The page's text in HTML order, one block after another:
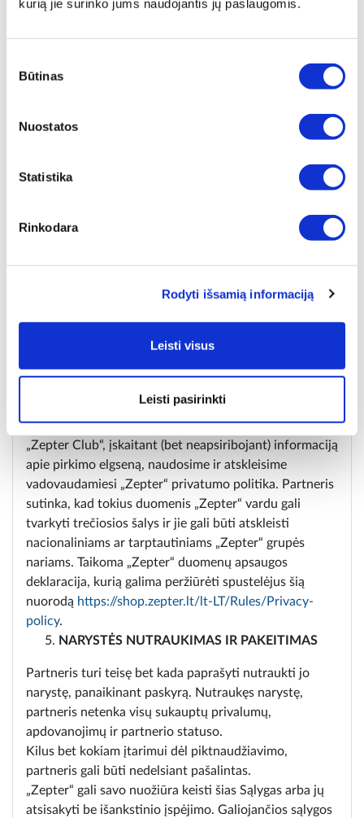
kurią jie surinko jums naudojantis jų paslaugomis.
pasirinkimas
Būtinas
Nuostatos
Statistika
Rinkodara
Rodyti išsamią informaciją
Leisti visus
Leisti pasirinkti
kopijuoti ir imituoti oficialių „Zepter“ svetainių
interneto svetainė;
pavadinimų (svetainės pavadinime, interneto
KOMUNIKACIJA
naujausias žinias apie „ZEPTER“ produktus, specialius
tinkluose arba SMS žinutėmis.
internetu arba išsiųsdamas prašymą el. pašto adresu:
office@zepter.lt.
DUOMENŲ APSAUGA
Iš partnerių surinktus asmens duomenis, susijusius su
„Zepter Club“, įskaitant (bet neapsiribojant) informaciją
apie pirkimo elgseną, naudosime ir atskleisime
vadovaudamiesi „Zepter“ privatumo politika. Partneris
sutinka, kad tokius duomenis „Zepter“ vardu gali
tvarkyti trečiosios šalys ir jie gali būti atskleisti
nacionaliniams ar tarptautiniams „Zepter“ grupės
nariams. Taikoma „Zepter“ duomenų apsaugos
deklaracija, kurią galima peržiūrėti spustelėjus šią
nuorodą https://shop.zepter.lt/lt-LT/Rules/Privacy-
policy.
NARYSTĖS NUTRAUKIMAS IR PAKEITIMAS
Partneris turi teisę bet kada paprašyti nutraukti jo
narystę, panaikinant paskyrą. Nutraukęs narystę,
partneris netenka visų sukauptų privalumų,
apdovanojimų ir partnerio statuso.
Kilus bet kokiam įtarimui dėl piktnaudžiavimo,
partneris gali būti nedelsiant pašalintas.
„Zepter“ gali savo nuožiūra keisti šias Sąlygas arba jų
atsisakyti be išankstinio įspėjimo. Galiojančios sąlygos